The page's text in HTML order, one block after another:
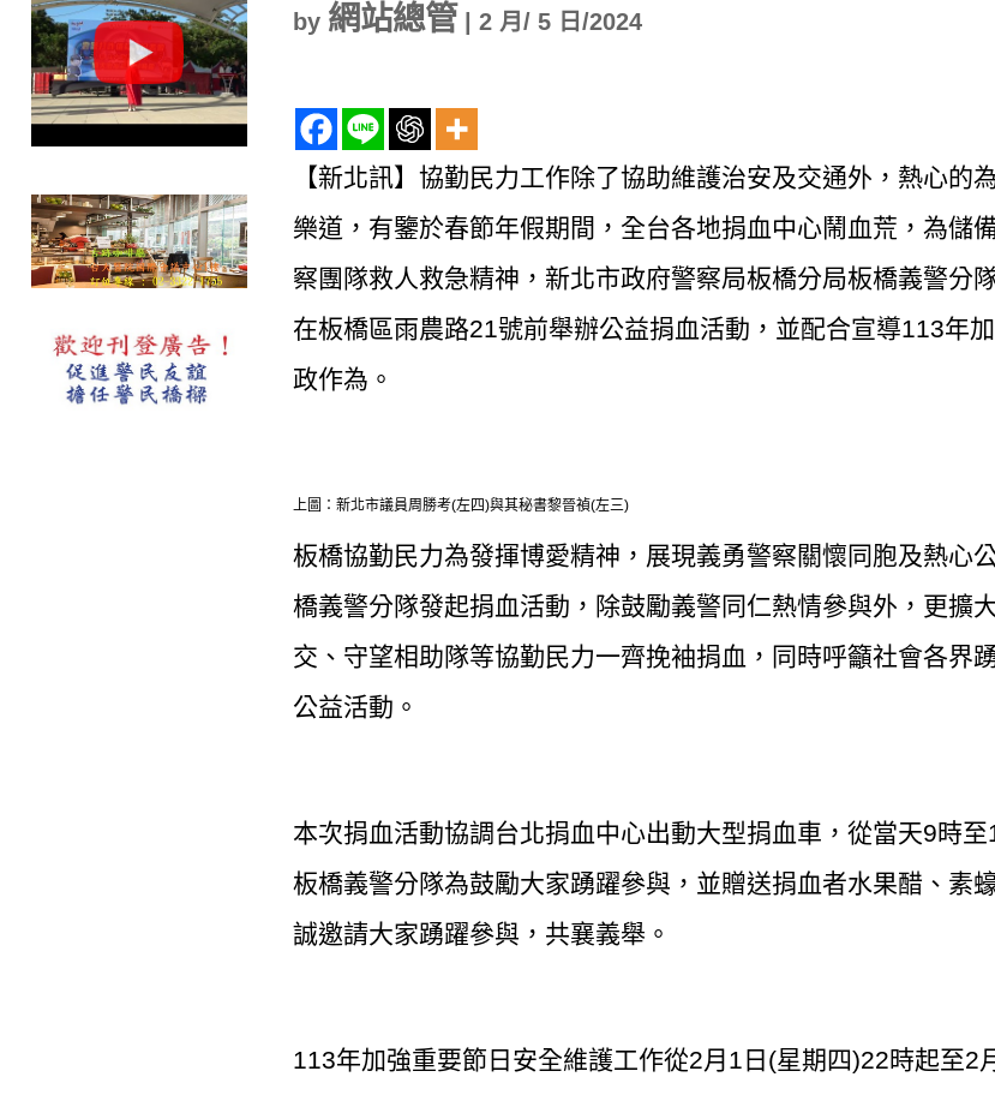
by 網站總管 |2 月/ 5 日/2024
【新北訊】協勤民力工作除了協助維護治安及交通外，熱心的
樂道，有鑒於春節年假期間，全台各地捐血中心鬧血荒，為儲
察團隊救人救急精神，新北市政府警察局板橋分局板橋義警分
在板橋區雨農路21號前舉辦公益捐血活動，並配合宣導113年
政作為。
上圖：新北市議員周勝考(左四)與其秘書黎晉禎(左三)
板橋協勤民力為發揮博愛精神，展現義勇警察關懷同胞及熱心
橋義警分隊發起捐血活動，除鼓勵義警同仁熱情參與外，更擴
交、守望相助隊等協勤民力一齊挽袖捐血，同時呼籲社會各界
公益活動。
本次捐血活動協調台北捐血中心出動大型捐血車，從當天9時
板橋義警分隊為鼓勵大家踴躍參與，並贈送捐血者水果醋、素
誠邀請大家踴躍參與，共襄義舉。
113年加強重要節日安全維護工作從2月1日(星期四)22時起至2